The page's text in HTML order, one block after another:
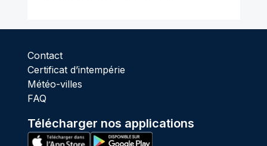
Contact
Certificat d’intempérie
Météo-villes
FAQ
Télécharger nos applications